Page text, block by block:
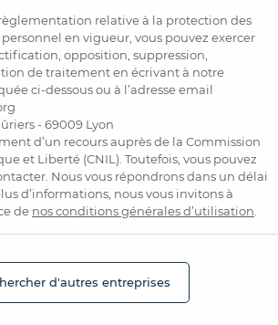
relative à la protection des
en vigueur, vous pouvez exercer
opposition, suppression,
de traitement en écrivant à notre
ci-dessous ou à l’adresse email
- 69009 Lyon
d’un recours auprès de la Commission
et Liberté (CNIL). Toutefois, vous pouvez
Nous vous répondrons dans un délai
d’informations, nous vous invitons à
de nos conditions générales d’utilisation.
d'autres entreprises